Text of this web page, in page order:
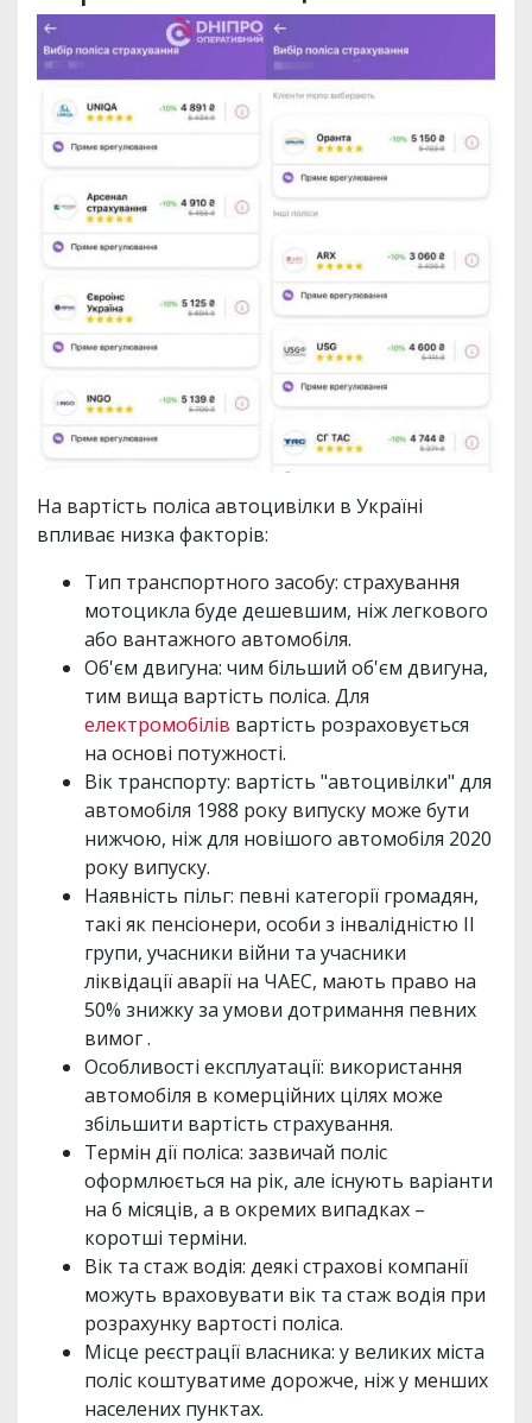
На вартість поліса автоцивілки в Україні
впливає низка факторів:
Тип транспортного засобу: страхування
мотоцикла буде дешевшим, ніж легкового
або вантажного автомобіля.
Об'єм двигуна: чим більший об'єм двигуна,
тим вища вартість поліса. Для
електромобілів вартість розраховується
на основі потужності.
Вік транспорту: вартість "автоцивілки" для
автомобіля 1988 року випуску може бути
нижчою, ніж для новішого автомобіля 2020
року випуску.
Наявність пільг: певні категорії громадян,
такі як пенсіонери, особи з інвалідністю II
групи, учасники війни та учасники
ліквідації аварії на ЧАЕС, мають право на
50% знижку за умови дотримання певних
вимог .
Особливості експлуатації: використання
автомобіля в комерційних цілях може
збільшити вартість страхування.
Термін дії поліса: зазвичай поліс
оформлюється на рік, але існують варіанти
на 6 місяців, а в окремих випадках –
коротші терміни.
Вік та стаж водія: деякі страхові компанії
можуть враховувати вік та стаж водія при
розрахунку вартості поліса.
Місце реєстрації власника: у великих міста
поліс коштуватиме дорожче, ніж у менших
населених пунктах.